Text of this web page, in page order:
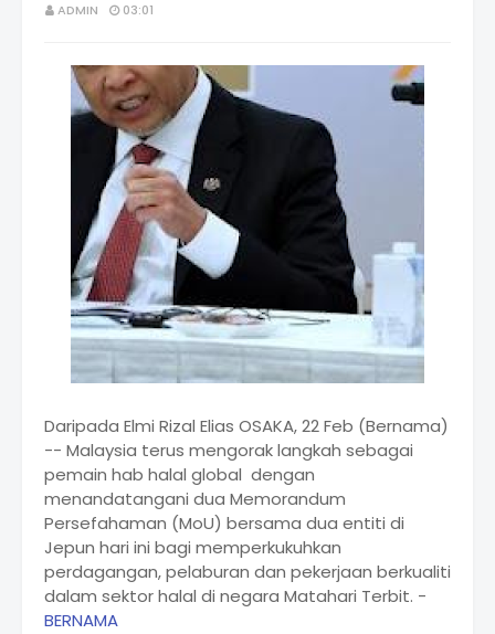
ADMIN 03:01
Daripada Elmi Rizal Elias OSAKA, 22 Feb (Bernama)
-- Malaysia terus mengorak langkah sebagai
pemain hab halal global dengan
menandatangani dua Memorandum
Persefahaman (MoU) bersama dua entiti di
Jepun hari ini bagi memperkukuhkan
perdagangan, pelaburan dan pekerjaan berkualiti
dalam sektor halal di negara Matahari Terbit. -
BERNAMA